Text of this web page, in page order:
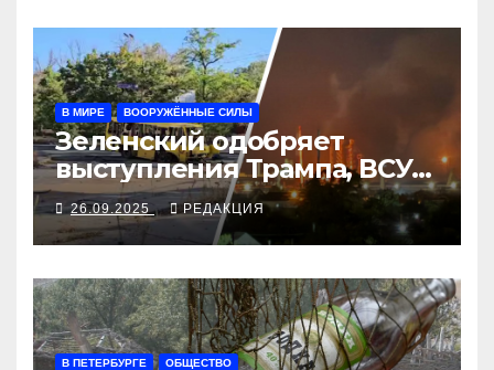
В МИРЕ ВООРУЖЁННЫЕ СИЛЫ
Зеленский одобряет
выступления Трампа, ВСУ
закрыли Добропольский
рубеж
26.09.2025 РЕДАКЦИЯ
В ПЕТЕРБУРГЕ ОБЩЕСТВО